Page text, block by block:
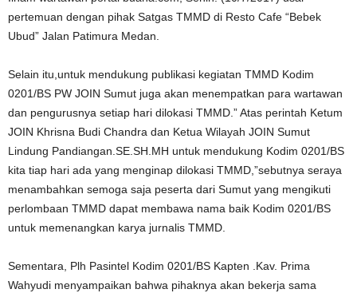
pertemuan dengan pihak Satgas TMMD di Resto Cafe “Bebek
Ubud” Jalan Patimura Medan.
Selain itu,untuk mendukung publikasi kegiatan TMMD Kodim
0201/BS PW JOIN Sumut juga akan menempatkan para wartawan
dan pengurusnya setiap hari dilokasi TMMD.” Atas perintah Ketum
JOIN Khrisna Budi Chandra dan Ketua Wilayah JOIN Sumut
Lindung Pandiangan.SE.SH.MH untuk mendukung Kodim 0201/BS
kita tiap hari ada yang menginap dilokasi TMMD,”sebutnya seraya
menambahkan semoga saja peserta dari Sumut yang mengikuti
perlombaan TMMD dapat membawa nama baik Kodim 0201/BS
untuk memenangkan karya jurnalis TMMD.
Sementara, Plh Pasintel Kodim 0201/BS Kapten .Kav. Prima
Wahyudi menyampaikan bahwa pihaknya akan bekerja sama